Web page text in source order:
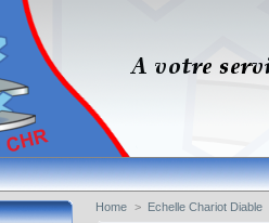
Home > Echelle Chariot Diable